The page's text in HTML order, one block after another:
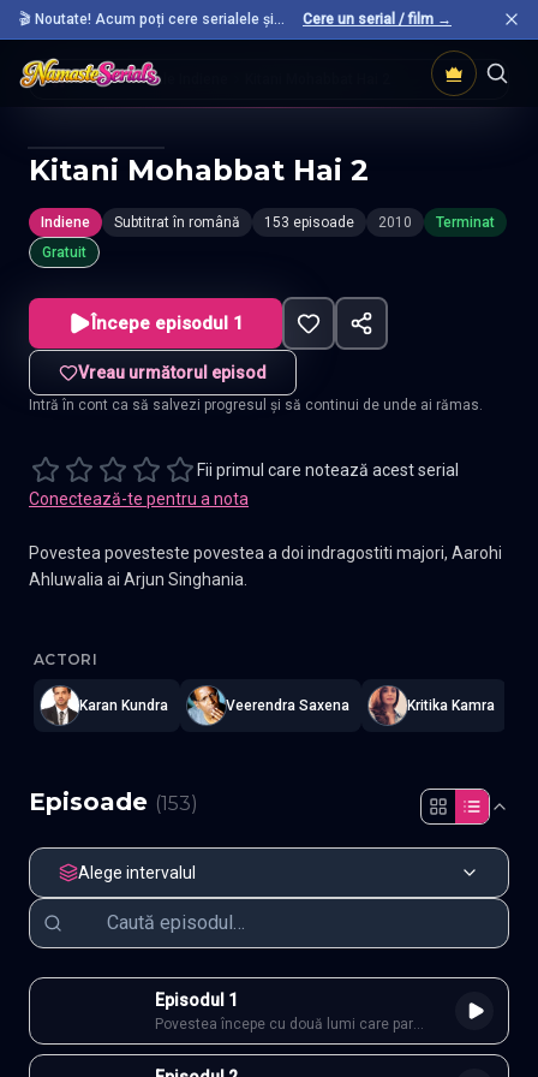
🎬 Noutate! Acum poți cere serialele și
filmele preferate care nu sunt încă pe site.
Cere un serial / film →
Acasă Seriale Indiene
Kitani Mohabbat Hai 2
Indiene Subtitrat în română 153 episoade 2010
Terminat
Gratuit
Începe episodul 1
Vreau următorul episod
Intră în cont ca să salvezi progresul și să continui de unde ai rămas.
Fii primul care notează acest serial
Conectează-te pentru a nota
Povestea povesteste povestea a doi indragostiti majori, Aarohi
Ahluwalia ai Arjun Singhania.
ACTORI
Karan Kundra Veerendra Saxena Kritika Kamra
Episoade (153)
Alege intervalul
Episodul 1
Povestea începe cu două lumi care par
imposibil de împăcat: familia disciplinată a